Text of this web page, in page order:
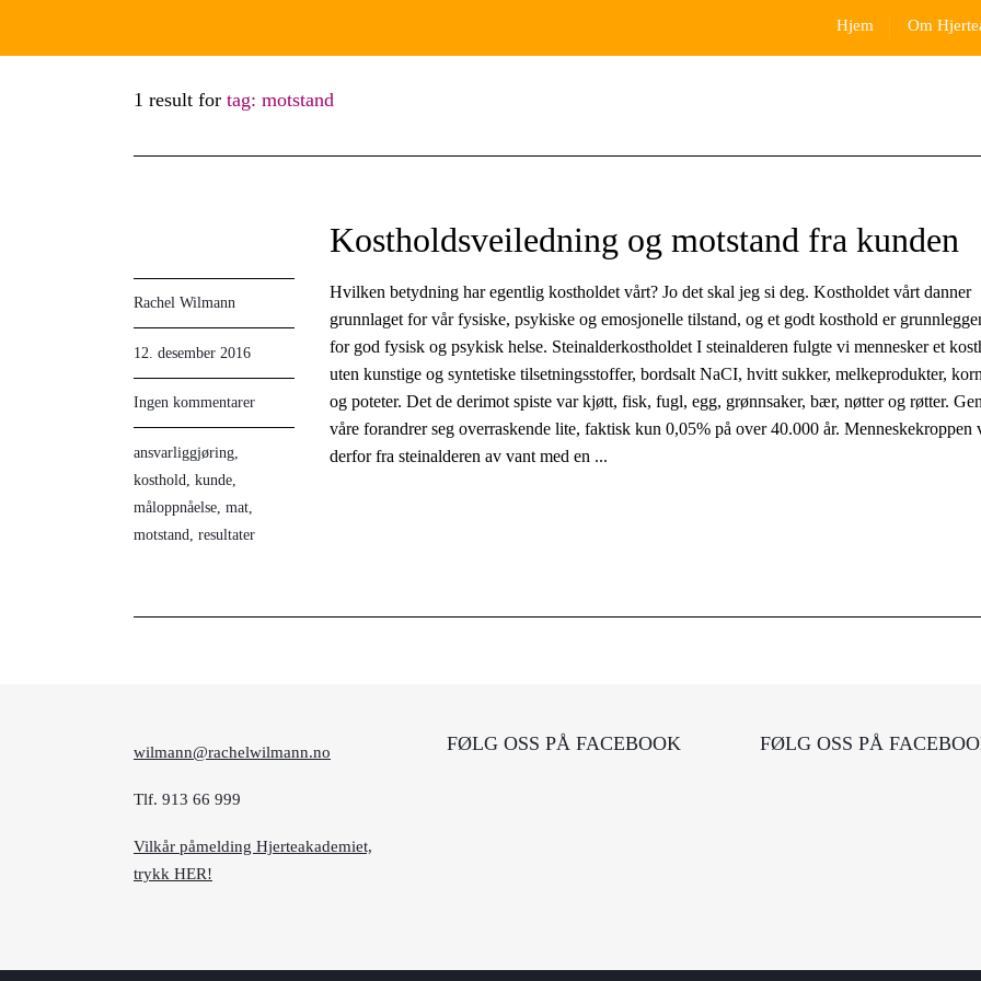
Hjem Om
1 result for tag: motstand
Kostholdsveiledning og motstand fra kunden
Rachel Wilmann
12. desember 2016
Ingen kommentarer
ansvarliggjøring,
kosthold, kunde,
måloppnåelse, mat,
motstand, resultater
Hvilken betydning har egentlig kostholdet vårt? Jo det skal jeg si deg. Kostholdet vårt danner
grunnlaget for vår fysiske, psykiske og emosjonelle tilstand, og et godt kosthold er
for god fysisk og psykisk helse. Steinalderkostholdet I steinalderen fulgte vi mennesker et
uten kunstige og syntetiske tilsetningsstoffer, bordsalt NaCI, hvitt sukker, melkeprodukter,
og poteter. Det de derimot spiste var kjøtt, fisk, fugl, egg, grønnsaker, bær, nøtter og røtter.
våre forandrer seg overraskende lite, faktisk kun 0,05% på over 40.000 år. Menneskekroppen
derfor fra steinalderen av vant med en ...
wilmann@rachelwilmann.no
Tlf. 913 66 999
Vilkår påmelding Hjerteakademiet,
trykk HER!
FØLG OSS PÅ FACEBOOK FØLG OSS PÅ